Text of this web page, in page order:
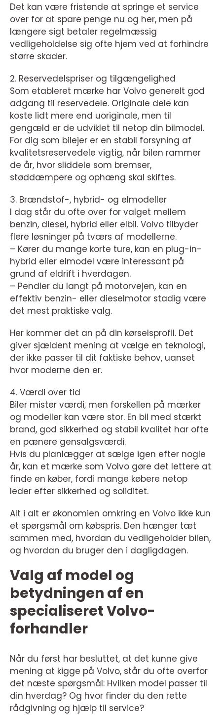
Det kan være fristende at springe et service
over for at spare penge nu og her, men på
længere sigt betaler regelmæssig
vedligeholdelse sig ofte hjem ved at forhindre
større skader.
2. Reservedelspriser og tilgængelighed
Som etableret mærke har Volvo generelt god
adgang til reservedele. Originale dele kan
koste lidt mere end uoriginale, men til
gengæld er de udviklet til netop din bilmodel.
For dig som bilejer er en stabil forsyning af
kvalitetsreservedele vigtig, når bilen rammer
de år, hvor sliddele som bremser,
støddæmpere og ophæng skal skiftes.
3. Brændstof-, hybrid- og elmodeller
I dag står du ofte over for valget mellem
benzin, diesel, hybrid eller elbil. Volvo tilbyder
flere løsninger på tværs af modellerne.
– Kører du mange korte ture, kan en plug-in-
hybrid eller elmodel være interessant på
grund af eldrift i hverdagen.
– Pendler du langt på motorvejen, kan en
effektiv benzin- eller dieselmotor stadig være
det mest praktiske valg.
Her kommer det an på din kørselsprofil. Det
giver sjældent mening at vælge en teknologi,
der ikke passer til dit faktiske behov, uanset
hvor moderne den er.
4. Værdi over tid
Biler mister værdi, men forskellen på mærker
og modeller kan være stor. En bil med stærkt
brand, god sikkerhed og stabil kvalitet har ofte
en pænere gensalgsværdi.
Hvis du planlægger at sælge igen efter nogle
år, kan et mærke som Volvo gøre det lettere at
finde en køber, fordi mange købere netop
leder efter sikkerhed og soliditet.
Alt i alt er økonomien omkring en Volvo ikke kun
et spørgsmål om købspris. Den hænger tæt
sammen med, hvordan du vedligeholder bilen,
og hvordan du bruger den i dagligdagen.
Valg af model og
betydningen af en
specialiseret Volvo-
forhandler
Når du først har besluttet, at det kunne give
mening at kigge på Volvo, står du ofte overfor
det næste spørgsmål: Hvilken model passer til
din hverdag? Og hvor finder du den rette
rådgivning og hjælp til service?